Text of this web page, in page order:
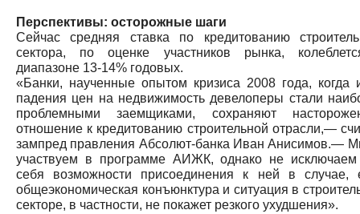
Перспективы: осторожные шаги
Сейчас средняя ставка по кредитованию
сектора, по оценке участников рынка,
диапазоне 13-14% годовых.
«Банки, наученные опытом кризиса 2008 года, когда
падения цен на недвижимость девелоперы стали
проблемными заемщиками, сохраняют
отношение к кредитованию строительной отрасли,—
зампред правления Абсолют-банка Иван Анисимов.—
участвуем в программе АИЖК, однако не
себя возможности присоединения к ней в случае,
общеэкономическая конъюнктура и ситуация в
секторе, в частности, не покажет резкого ухудшения».